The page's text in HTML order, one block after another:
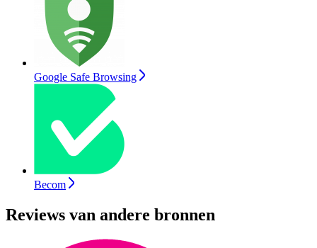
Google Safe Browsing
Becom
Reviews van andere bronnen